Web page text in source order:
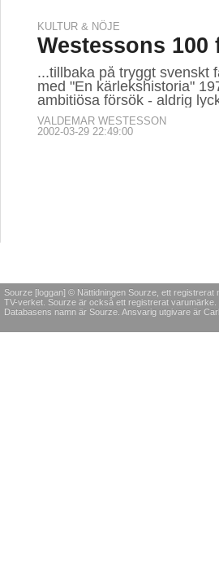
KULTUR & NÖJE
Westessons
...tillbaka på tryggt svenskt
med "En kärlekshistoria"
ambitiösa försök - aldrig
VALDEMAR WESTESSON
2002-03-29 22:49:00
Sourze [loggan] © Nättidningen Sourze, ett registrerat
TV-verket. Sourze är också ett registrerat varumärke.
Databasens namn är Sourze. Ansvarig utgivare är